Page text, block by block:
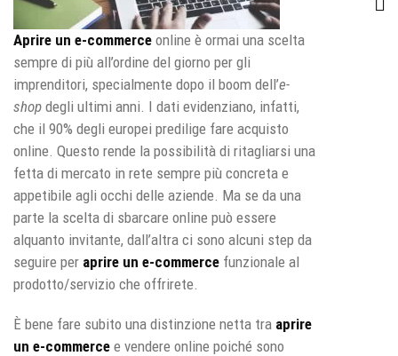
Aprire un e-commerce online è ormai una scelta
sempre di più all’ordine del giorno per gli
imprenditori, specialmente dopo il boom dell’e-
shop degli ultimi anni. I dati evidenziano, infatti,
che il 90% degli europei predilige fare acquisto
online. Questo rende la possibilità di ritagliarsi una
fetta di mercato in rete sempre più concreta e
appetibile agli occhi delle aziende. Ma se da una
parte la scelta di sbarcare online può essere
alquanto invitante, dall’altra ci sono alcuni step da
seguire per aprire un e-commerce funzionale al
prodotto/servizio che offrirete.
È bene fare subito una distinzione netta tra aprire
un e-commerce e vendere online poiché sono